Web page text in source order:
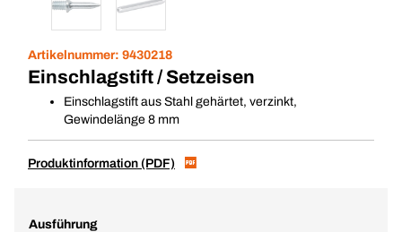
Artikelnummer: 9430218
Einschlagstift / Setzeisen
Einschlagstift aus Stahl gehärtet, verzinkt,
Gewindelänge 8 mm
Produktinformation (PDF)
Ausführung